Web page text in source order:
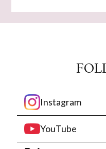
Instagram
YouTube